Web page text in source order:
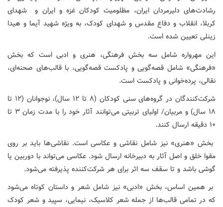
رشادت‌های دلیرمردان ایران، مظلومیت کودکان غزه و ایران و شهدای
کربلا، انقلاب و دفاع مقدس و شهدای کودک، به ویژه شهید آیما و هیدا
زینلی تعیین شده است.
این مهرواره شامل سه بخش فرهنگی، هنری و ادبی است که بخش
«فرهنگی» شامل قصه‌گویی و پادکست قصه‌گویی، با قالب‌های صحنه‌ای،
نقالی، پرده‌خوانی و پادکست است.
شرکت‌کنندگان در گروه‌های سنی کودکان (۸ تا ۱۲ سال)، نوجوانان (۱۲ تا
۱۸ سال) و مربیان/ اولیای تربیتی می‌توانند آثار خود را با مدت زمان ۳ تا
۱۰ دقیقه ارسال کنند.
بخش «هنری» نیز شامل نقاشی و عکاسی است. نقاشی‌ها باید بر روی
مقوا خلق و اصل آثار به دبیرخانه ارسال شود. عکاسی می‌تواند با دوربین یا
گوشی باشد و تا سقف سه اثر برای هر شرکت‌کننده پذیرفته می‌شود.
بر همین اساس، بخش «ادبی» نیز شامل شعر و داستان کوتاه می‌شود
که در تمامی قالب‌ها از جمله شعر کلاسیک، نیمایی، سپید و شعر کودک